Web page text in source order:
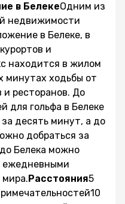
в БелекеОдним из
недвижимости
в Белеке, в
и
находится в жилом
минутах ходьбы от
и ресторанов. До
для гольфа в Белеке
десять минут, а до
добраться за
Белека можно
ежедневными
мира.Расстояния5